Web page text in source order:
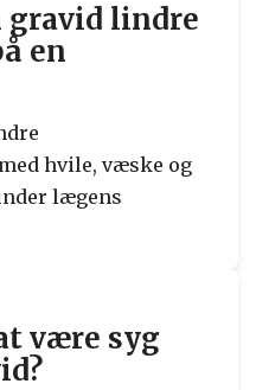
gravid lindre
en
hvile, væske og
lægens
være syg